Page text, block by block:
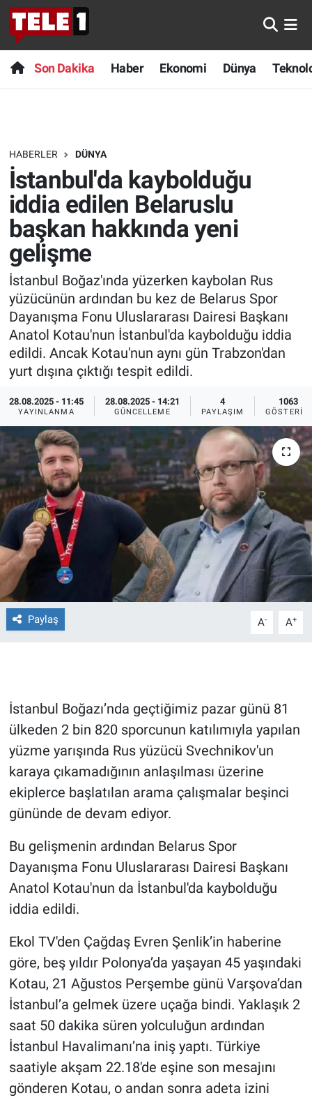
Son Dakika Haber Ekonomi Dünya
HABERLER DÜNYA
İstanbul'da kaybolduğu
iddia edilen Belaruslu
başkan hakkında yeni
gelişme
İstanbul Boğaz'ında yüzerken kaybolan Rus
yüzücünün ardından bu kez de Belarus Spor
Dayanışma Fonu Uluslararası Dairesi Başkanı
Anatol Kotau'nun İstanbul'da kaybolduğu iddia
edildi. Ancak Kotau'nun aynı gün Trabzon'dan
yurt dışına çıktığı tespit edildi.
28.08.2025 - 11:45
YAYINLANMA
28.08.2025 - 14:21
GÜNCELLEME
4
PAYLAŞIM
1063
GÖSTERIM
Paylaş A- A+
İstanbul Boğazı’nda geçtiğimiz pazar günü 81
ülkeden 2 bin 820 sporcunun katılımıyla yapılan
yüzme yarışında Rus yüzücü Svechnikov'un
karaya çıkamadığının anlaşılması üzerine
ekiplerce başlatılan arama çalışmalar beşinci
gününde de devam ediyor.
Bu gelişmenin ardından Belarus Spor
Dayanışma Fonu Uluslararası Dairesi Başkanı
Anatol Kotau'nun da İstanbul'da kaybolduğu
iddia edildi.
Ekol TV'den Çağdaş Evren Şenlik’in haberine
göre, beş yıldır Polonya’da yaşayan 45 yaşındaki
Kotau, 21 Ağustos Perşembe günü Varşova’dan
İstanbul’a gelmek üzere uçağa bindi. Yaklaşık 2
saat 50 dakika süren yolculuğun ardından
İstanbul Havalimanı’na iniş yaptı. Türkiye
saatiyle akşam 22.18'de eşine son mesajını
gönderen Kotau, o andan sonra adeta izini
Anında Manşet
Başka Sohbetler
Bilim turu
Bilim ve Teknoloji Evreni
Doğa Konuşuyor
Dünya
Ege Saati
Ege'den Esintiler
Eğitim
Eğlence
Ekonomi
Forum
Gerçeğin İzinde
Gün Başlıyor
Gün Bitiyor
Gün Ortası
Haber
Kimdir
Kültür Sanat
Ne demişti
Nedir
Popüler
Programlar
Sağlık
Spor
Son Dakika
Haber
Dünya
Teknoloji
Sağlık
Spor
Yayın Akışı
İletişim
Nöbetçi Eczaneler
Hava Durumu
Trafik Durumu
Süper Lig Puan Durumu ve Fikstür
Tüm Manşetler
Son Dakika Haberleri
Haber Arşivi